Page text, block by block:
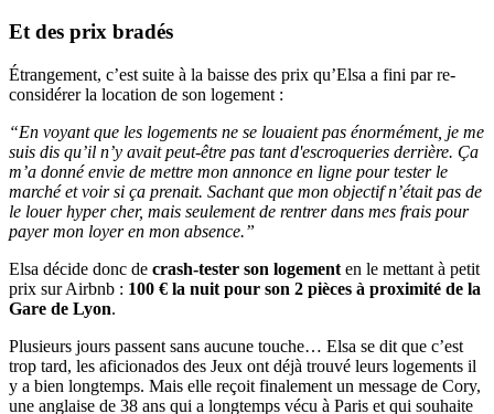
Et des prix bradés
Étrangement, c’est suite à la baisse des prix qu’Elsa a fini par re-
considérer la location de son logement :
“En voyant que les logements ne se louaient pas énormément, je me
suis dis qu’il n’y avait peut-être pas tant d'escroqueries derrière. Ça
m’a donné envie de mettre mon annonce en ligne pour tester le
marché et voir si ça prenait. Sachant que mon objectif n’était pas de
le louer hyper cher, mais seulement de rentrer dans mes frais pour
payer mon loyer en mon absence.”
Elsa décide donc de crash-tester son logement en le mettant à petit
prix sur Airbnb : 100 € la nuit pour son 2 pièces à proximité de la
Gare de Lyon.
Plusieurs jours passent sans aucune touche… Elsa se dit que c’est
trop tard, les aficionados des Jeux ont déjà trouvé leurs logements il
y a bien longtemps. Mais elle reçoit finalement un message de Cory,
une anglaise de 38 ans qui a longtemps vécu à Paris et qui souhaite